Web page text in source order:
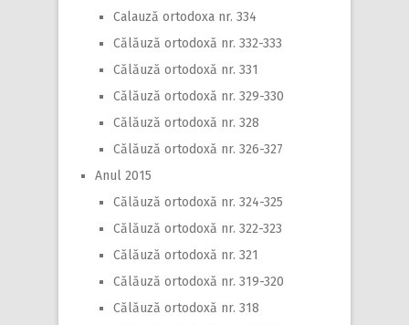
Calauză ortodoxa nr. 334
Călăuză ortodoxă nr. 332-333
Călăuză ortodoxă nr. 331
Călăuză ortodoxă nr. 329-330
Călăuză ortodoxă nr. 328
Călăuză ortodoxă nr. 326-327
Anul 2015
Călăuză ortodoxă nr. 324-325
Călăuză ortodoxă nr. 322-323
Călăuză ortodoxă nr. 321
Călăuză ortodoxă nr. 319-320
Călăuză ortodoxă nr. 318